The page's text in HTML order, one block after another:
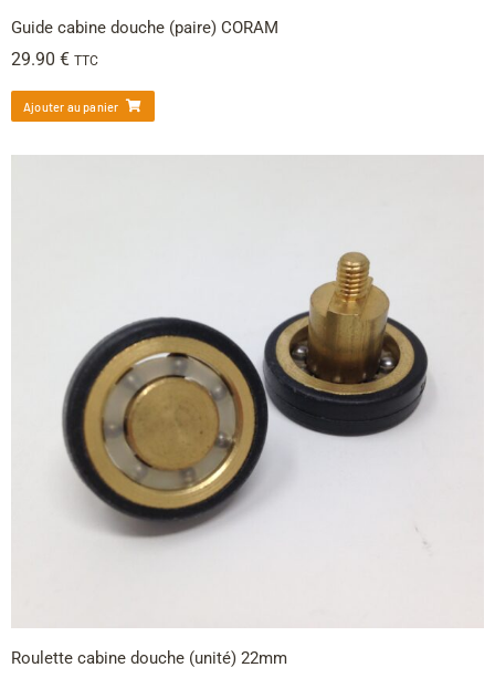
Guide cabine douche (paire) CORAM
29.90 € TTC
Ajouter au panier
Roulette cabine douche (unité) 22mm